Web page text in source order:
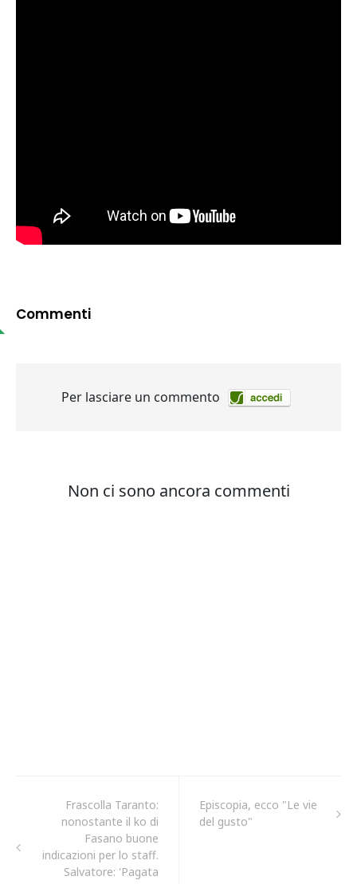
Commenti
Frascolla Taranto:
nonostante il ko di
Fasano buone
indicazioni per lo staff.
Salvatore: 'Pagata
Episcopia, ecco "Le vie
del gusto"